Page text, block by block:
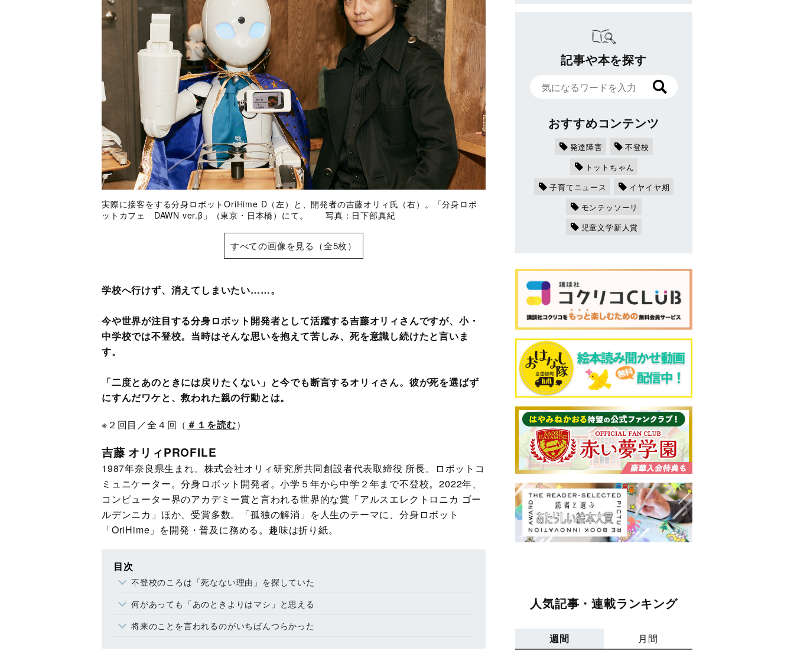
実際に接客をする分身ロボットOriHime D（左）と、開発者の吉藤オリィ氏（右）。「分身ロボ
ットカフェ DAWN ver.β」（東京・日本橋）にて。 写真：日下部真紀
すべての画像を見る（全5枚）
学校へ行けず、消えてしまいたい……。
今や世界が注目する分身ロボット開発者として活躍する吉藤オリィさんですが、小・
中学校では不登校。当時はそんな思いを抱えて苦しみ、死を意識し続けたと言いま
す。
「二度とあのときには戻りたくない」と今でも断言するオリィさん。彼が死を選ばず
にすんだワケと、救われた親の行動とは。
※２回目／全４回（ ＃１を読む）
吉藤 オリィPROFILE
1987年奈良県生まれ。株式会社オリィ研究所共同創設者代表取締役 所長。ロボットコ
ミュニケーター。分身ロボット開発者。小学５年から中学２年まで不登校。2022年、
コンピューター界のアカデミー賞と言われる世界的な賞「アルスエレクトロニカ ゴー
ルデンニカ」ほか、受賞多数。「孤独の解消」を人生のテーマに、分身ロボット
「OriHime」を開発・普及に務める。趣味は折り紙。
目次
不登校のころは「死なない理由」を探していた
何があっても「あのときよりはマシ」と思える
将来のことを言われるのがいちばんつらかった
記事や本を探す
おすすめコンテンツ
発達障害
不登校
トットちゃん
子育てニュース
イヤイヤ期
モンテッソーリ
児童文学新人賞
人気記事・連載ランキング
週間 月間